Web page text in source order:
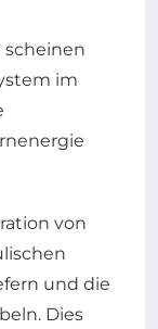
scheinen
im
von
und die
Dies